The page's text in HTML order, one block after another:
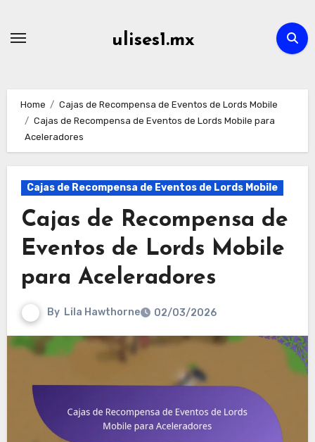
ulises1.mx
Home
Cajas de Recompensa de Eventos de Lords Mobile
Cajas de Recompensa de Eventos de Lords Mobile para
Aceleradores
Cajas de Recompensa de Eventos de Lords Mobile
Cajas de Recompensa de
Eventos de Lords Mobile
para Aceleradores
By Lila Hawthorne 02/03/2026